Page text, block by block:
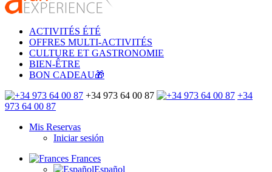
ACTIVITÉS ÉTÉ
OFFRES MULTI-ACTIVITÉS
CULTURE ET GASTRONOMIE
BIEN-ÊTRE
BON CADEAU🎁
+34 973 64 00 87
+34
973 64 00 87
Mis Reservas
Iniciar sesión
Frances
Español